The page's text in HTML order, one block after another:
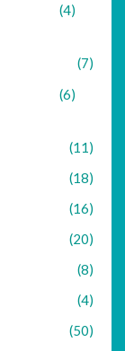
(4)
(7)
(6)
(11)
(18)
(16)
(20)
(8)
(4)
(50)